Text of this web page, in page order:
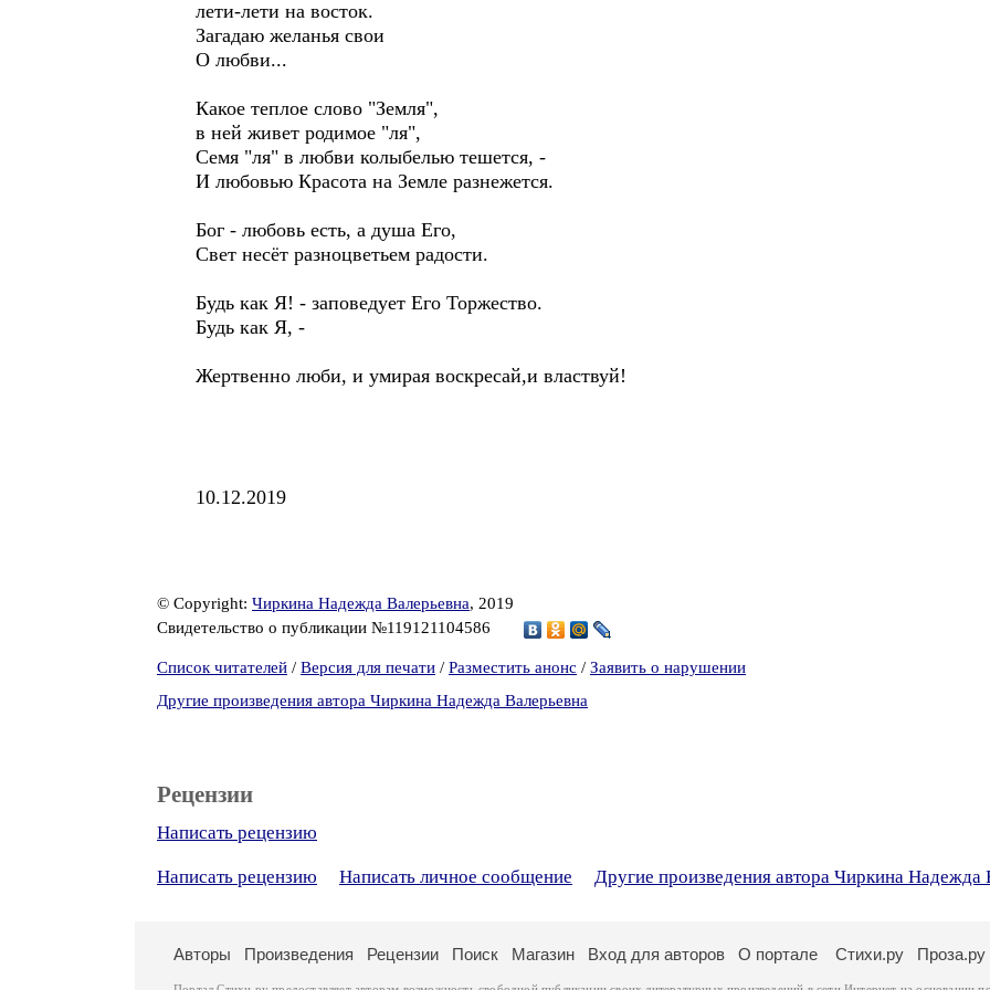
лети-лети на восток.
Загадаю желанья свои
О любви...
Какое теплое слово "Земля",
в ней живет родимое "ля",
Семя "ля" в любви колыбелью тешется, -
И любовью Красота на Земле разнежется.
Бог - любовь есть, а душа Его,
Свет несёт разноцветьем радости.
Будь как Я! - заповедует Его Торжество.
Будь как Я, -
Жертвенно люби, и умирая воскресай,и властвуй!
10.12.2019
© Copyright: Чиркина Надежда Валерьевна, 2019
Свидетельство о публикации №119121104586
Список читателей / Версия для печати / Разместить анонс / Заявить о нарушении
Другие произведения автора Чиркина Надежда Валерьевна
Рецензии
Написать рецензию
Написать рецензию Написать личное сообщение Другие произведения автора Чиркина Надежда
Авторы Произведения Рецензии Поиск Магазин Вход для авторов О портале Стихи.ру Проза.ру